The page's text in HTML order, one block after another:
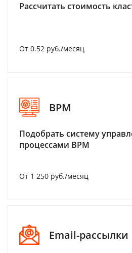
Рассчитать стоимость
От 0.52 руб./месяц
BPM
Подобрать систему
процессами BPM
От 1 250 руб./месяц
Email-рассылки